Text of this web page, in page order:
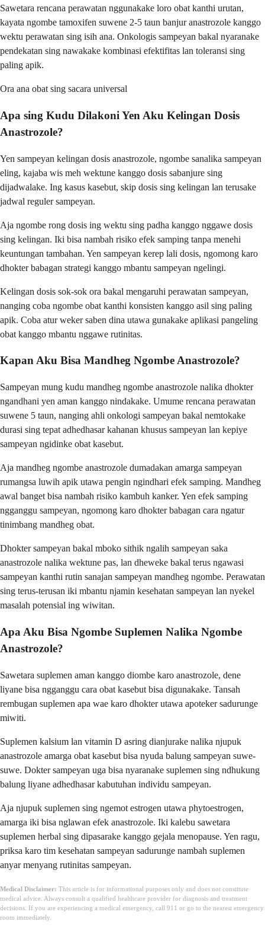
Sawetara rencana perawatan nggunakake loro obat kanthi urutan,
kayata ngombe tamoxifen suwene 2-5 taun banjur anastrozole kanggo
wektu perawatan sing isih ana. Onkologis sampeyan bakal nyaranake
pendekatan sing nawakake kombinasi efektifitas lan toleransi sing
paling apik.
Ora ana obat sing sacara universal
Apa sing Kudu Dilakoni Yen Aku Kelingan Dosis
Anastrozole?
Yen sampeyan kelingan dosis anastrozole, ngombe sanalika sampeyan
eling, kajaba wis meh wektune kanggo dosis sabanjure sing
dijadwalake. Ing kasus kasebut, skip dosis sing kelingan lan terusake
jadwal reguler sampeyan.
Aja ngombe rong dosis ing wektu sing padha kanggo nggawe dosis
sing kelingan. Iki bisa nambah risiko efek samping tanpa menehi
keuntungan tambahan. Yen sampeyan kerep lali dosis, ngomong karo
dhokter babagan strategi kanggo mbantu sampeyan ngelingi.
Kelingan dosis sok-sok ora bakal mengaruhi perawatan sampeyan,
nanging coba ngombe obat kanthi konsisten kanggo asil sing paling
apik. Coba atur weker saben dina utawa gunakake aplikasi pangeling
obat kanggo mbantu nggawe rutinitas.
Kapan Aku Bisa Mandheg Ngombe Anastrozole?
Sampeyan mung kudu mandheg ngombe anastrozole nalika dhokter
ngandhani yen aman kanggo nindakake. Umume rencana perawatan
suwene 5 taun, nanging ahli onkologi sampeyan bakal nemtokake
durasi sing tepat adhedhasar kahanan khusus sampeyan lan kepiye
sampeyan ngidinke obat kasebut.
Aja mandheg ngombe anastrozole dumadakan amarga sampeyan
rumangsa luwih apik utawa pengin ngindhari efek samping. Mandheg
awal banget bisa nambah risiko kambuh kanker. Yen efek samping
ngganggu sampeyan, ngomong karo dhokter babagan cara ngatur
tinimbang mandheg obat.
Dhokter sampeyan bakal mboko sithik ngalih sampeyan saka
anastrozole nalika wektune pas, lan dheweke bakal terus ngawasi
sampeyan kanthi rutin sanajan sampeyan mandheg ngombe. Perawatan
sing terus-terusan iki mbantu njamin kesehatan sampeyan lan nyekel
masalah potensial ing wiwitan.
Apa Aku Bisa Ngombe Suplemen Nalika Ngombe
Anastrozole?
Sawetara suplemen aman kanggo diombe karo anastrozole, dene
liyane bisa ngganggu cara obat kasebut bisa digunakake. Tansah
rembugan suplemen apa wae karo dhokter utawa apoteker sadurunge
miwiti.
Suplemen kalsium lan vitamin D asring dianjurake nalika njupuk
anastrozole amarga obat kasebut bisa nyuda balung sampeyan suwe-
suwe. Dokter sampeyan uga bisa nyaranake suplemen sing ndhukung
balung liyane adhedhasar kabutuhan individu sampeyan.
Aja njupuk suplemen sing ngemot estrogen utawa phytoestrogen,
amarga iki bisa nglawan efek anastrozole. Iki kalebu sawetara
suplemen herbal sing dipasarake kanggo gejala menopause. Yen ragu,
priksa karo tim kesehatan sampeyan sadurunge nambah suplemen
anyar menyang rutinitas sampeyan.
Medical Disclaimer: This article is for informational purposes only and does not constitute
medical advice. Always consult a qualified healthcare provider for diagnosis and treatment
decisions. If you are experiencing a medical emergency, call 911 or go to the nearest emergency
room immediately.